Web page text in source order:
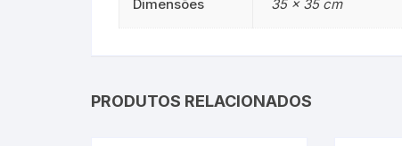
Dimensões 35 × 35 cm
PRODUTOS RELACIONADOS